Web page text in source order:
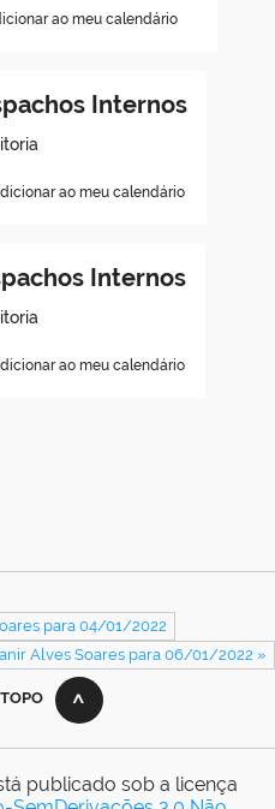
ao meu calendário
Internos
ao meu calendário
Internos
ao meu calendário
para 04/01/2022
Alves Soares para 06/01/2022 »
publicado sob a licença